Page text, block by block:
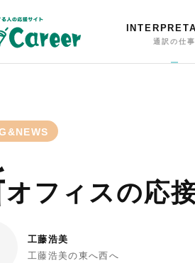
通訳の仕事
オフィスの応
工藤浩美
工藤浩美の東へ西へ